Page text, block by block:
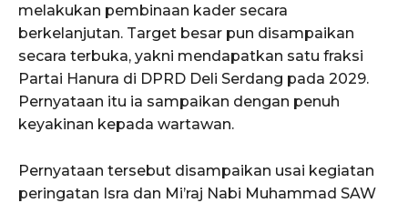
melakukan pembinaan kader secara
berkelanjutan. Target besar pun disampaikan
secara terbuka, yakni mendapatkan satu fraksi
Partai Hanura di DPRD Deli Serdang pada 2029.
Pernyataan itu ia sampaikan dengan penuh
keyakinan kepada wartawan.
Pernyataan tersebut disampaikan usai kegiatan
peringatan Isra dan Mi’raj Nabi Muhammad SAW